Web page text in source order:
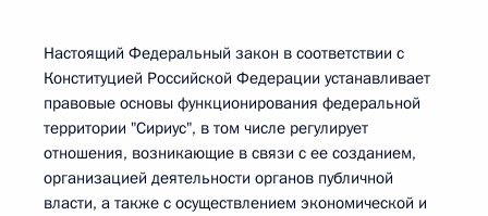
Настоящий Федеральный закон в соответствии с
Конституцией Российской Федерации устанавливает
правовые основы функционирования федеральной
территории "Сириус", в том числе регулирует
отношения, возникающие в связи с ее созданием,
организацией деятельности органов публичной
власти, а также с осуществлением экономической и